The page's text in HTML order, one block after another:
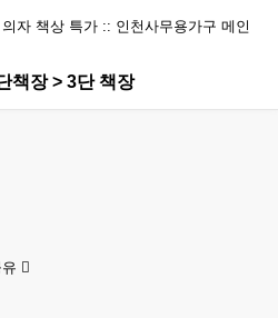
책장 > 3단 책장